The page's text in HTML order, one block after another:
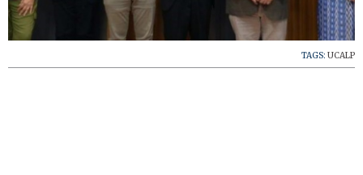
TAGS: UCALP